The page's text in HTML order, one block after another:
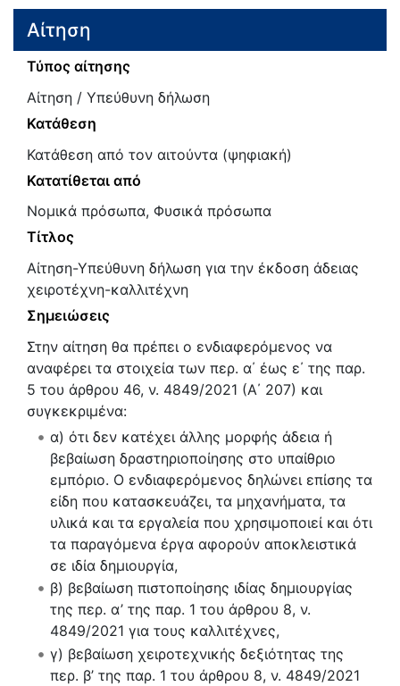
Αίτηση
Τύπος αίτησης
Αίτηση / Υπεύθυνη δήλωση
Κατάθεση
Κατάθεση από τον αιτούντα (ψηφιακή)
Κατατίθεται από
Νομικά πρόσωπα, Φυσικά πρόσωπα
Τίτλος
Αίτηση-Υπεύθυνη δήλωση για την έκδοση άδειας
χειροτέχνη-καλλιτέχνη
Σημειώσεις
Στην αίτηση θα πρέπει ο ενδιαφερόμενος να
αναφέρει τα στοιχεία των περ. α΄ έως ε΄ της παρ.
5 του άρθρου 46, ν. 4849/2021 (Α΄ 207) και
συγκεκριμένα:
α) ότι δεν κατέχει άλλης μορφής άδεια ή
βεβαίωση δραστηριοποίησης στο υπαίθριο
εμπόριο. Ο ενδιαφερόμενος δηλώνει επίσης τα
είδη που κατασκευάζει, τα μηχανήματα, τα
υλικά και τα εργαλεία που χρησιμοποιεί και ότι
τα παραγόμενα έργα αφορούν αποκλειστικά
σε ιδία δημιουργία,
β) βεβαίωση πιστοποίησης ιδίας δημιουργίας
της περ. α’ της παρ. 1 του άρθρου 8, ν.
4849/2021 για τους καλλιτέχνες,
γ) βεβαίωση χειροτεχνικής δεξιότητας της
περ. β’ της παρ. 1 του άρθρου 8, ν. 4849/2021